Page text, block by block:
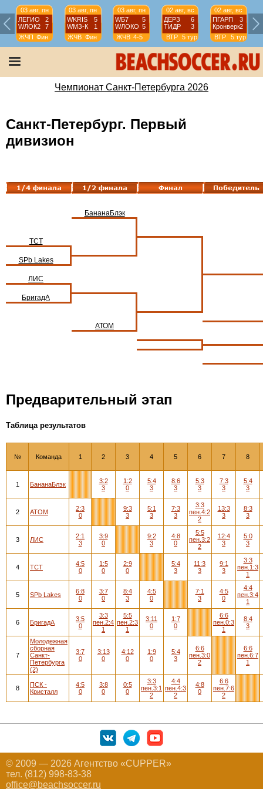
03 авг, пн
ЛЕГИО
2
WЛОК2
7
ЖЧП Фин
03 авг, пн
WKRIS
5
WМЗ-К
1
ЖЧВ Фин
03 авг, пн
WБ7
5
WЛОКО 5
ЖЧВ 4-5
02 авг, вс
ДЕРЗ
6
ТИДР
3
ВТР
5 тур
02 авг, вс
ПГАРП
3
Кронверк2
ВТР
5 тур
Чемпионат Санкт-Петербурга 2026
Санкт-Петербург. Первый
дивизион
ТСТ
SPb Lakes
ЛИС
БригадА
БананаБлэк
АТОМ
Предварительный этап
Таблица результатов
№ Команда 1 2 3 4 5 6 7 8
1 БананаБлэк
3:2
3
1:2
0
5:4
3
8:6
3
5:3
3
7:3
3
5:4
3
2 АТОМ
2:3
0
9:3
3
5:1
3
7:3
3
3:3
пен.4:2
2
13:3
3
8:3
3
3 ЛИС
2:1
3
3:9
0
9:2
3
4:8
0
5:5
пен.3:2
2
12:4
3
5:0
3
4 ТСТ
4:5
0
1:5
0
2:9
0
5:4
3
11:3
3
9:1
3
3:3
пен.1:3
1
5 SPb Lakes
6:8
0
3:7
0
8:4
3
4:5
0
7:1
3
4:5
0
4:4
пен.3:4
1
6 БригадА
3:5
0
3:3
пен.2:4
1
5:5
пен.2:3
1
3:11
0
1:7
0
6:6
пен.0:3
1
8:4
3
7
Молодежная
сборная
Санкт-
Петербурга
(2)
3:7
0
3:13
0
4:12
0
1:9
0
5:4
3
6:6
пен.3:0
2
6:6
пен.6:7
1
8
ПСК -
Кристалл
4:5
0
3:8
0
0:5
0
3:3
пен.3:1
2
4:4
пен.4:3
2
4:8
0
6:6
пен.7:6
2
© 2009 — 2026 Агентство «CUPPER»
тел. (812) 998-83-38
office@beachsoccer.ru